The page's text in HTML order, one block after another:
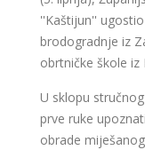
''Kaštijun''
brodogradnje iz
obrtničke škole iz
U sklopu
prve ruke
obrade